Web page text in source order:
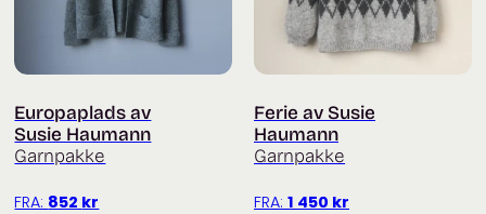
Europaplads av
Susie Haumann
Garnpakke
FRA: 852 kr
Ferie av Susie
Haumann
Garnpakke
FRA: 1 450 kr